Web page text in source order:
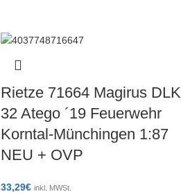
Rietze 71664 Magirus DLK
32 Atego ´19 Feuerwehr
Korntal-Münchingen 1:87
NEU + OVP
33,29€ inkl. MWSt.